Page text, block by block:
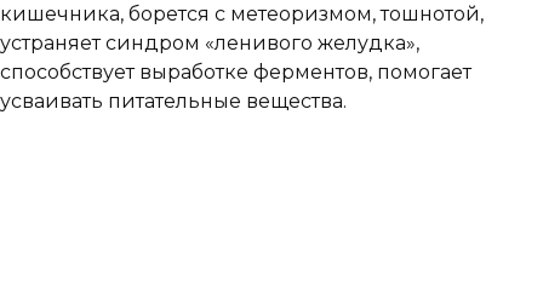
кишечника, борется с метеоризмом, тошнотой,
устраняет синдром «ленивого желудка»,
способствует выработке ферментов, помогает
усваивать питательные вещества.